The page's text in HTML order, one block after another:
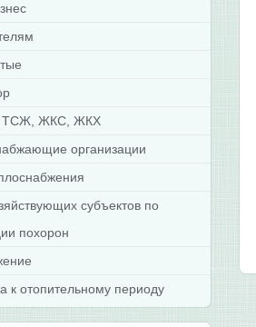
ТСЖ, ЖКС, ЖКХ
организации
субъектов по
похорон
к отопительному периоду